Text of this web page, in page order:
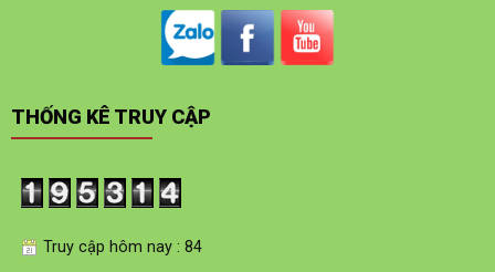
THỐNG KÊ TRUY CẬP
Truy cập hôm nay : 84